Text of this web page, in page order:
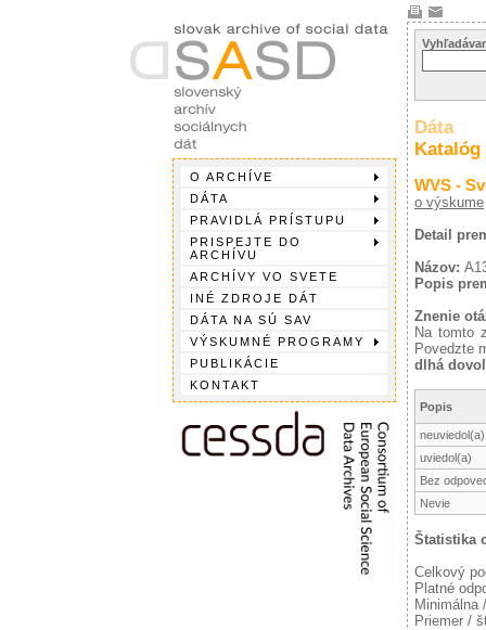
O ARCHÍVE
DÁTA
PRAVIDLÁ PRÍSTUPU
PRISPEJTE DO
ARCHÍVU
ARCHÍVY VO SVETE
INÉ ZDROJE DÁT
DÁTA NA SÚ SAV
VÝSKUMNÉ PROGRAMY
PUBLIKÁCIE
KONTAKT
Dáta
Katalóg
WVS -
o výskume
Detail
Názov:
Popis
Znenie
Na tomto
Povedzte
dlhá
Popis
neuviedol(a)
uviedol(a)
Bez
Nevie
Štatistika
Celkový
Platné
Minimálna
Priemer /